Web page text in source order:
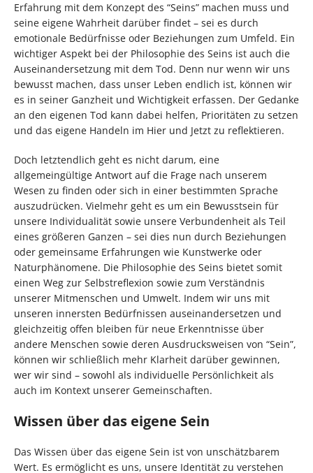
Erfahrung mit dem Konzept des “Seins” machen muss und
seine eigene Wahrheit darüber findet – sei es durch
emotionale Bedürfnisse oder Beziehungen zum Umfeld. Ein
wichtiger Aspekt bei der Philosophie des Seins ist auch die
Auseinandersetzung mit dem Tod. Denn nur wenn wir uns
bewusst machen, dass unser Leben endlich ist, können wir
es in seiner Ganzheit und Wichtigkeit erfassen. Der Gedanke
an den eigenen Tod kann dabei helfen, Prioritäten zu setzen
und das eigene Handeln im Hier und Jetzt zu reflektieren.
Doch letztendlich geht es nicht darum, eine
allgemeingültige Antwort auf die Frage nach unserem
Wesen zu finden oder sich in einer bestimmten Sprache
auszudrücken. Vielmehr geht es um ein Bewusstsein für
unsere Individualität sowie unsere Verbundenheit als Teil
eines größeren Ganzen – sei dies nun durch Beziehungen
oder gemeinsame Erfahrungen wie Kunstwerke oder
Naturphänomene. Die Philosophie des Seins bietet somit
einen Weg zur Selbstreflexion sowie zum Verständnis
unserer Mitmenschen und Umwelt. Indem wir uns mit
unseren innersten Bedürfnissen auseinandersetzen und
gleichzeitig offen bleiben für neue Erkenntnisse über
andere Menschen sowie deren Ausdrucksweisen von “Sein”,
können wir schließlich mehr Klarheit darüber gewinnen,
wer wir sind – sowohl als individuelle Persönlichkeit als
auch im Kontext unserer Gemeinschaften.
Wissen über das eigene Sein
Das Wissen über das eigene Sein ist von unschätzbarem
Wert. Es ermöglicht es uns, unsere Identität zu verstehen